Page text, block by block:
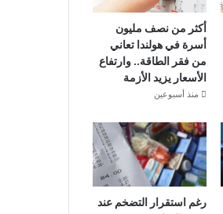
أكثر من نصف مليون
أسرة في هولندا تعاني
من فقر الطاقة.. وارتفاع
الأسعار يزيد الأزمة
منذ أسبوعين
رغم استقرار التضخم عند